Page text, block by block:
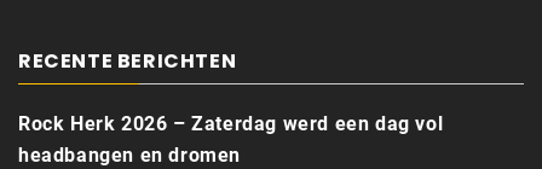
RECENTE BERICHTEN
Rock Herk 2026 – Zaterdag werd een dag vol
headbangen en dromen